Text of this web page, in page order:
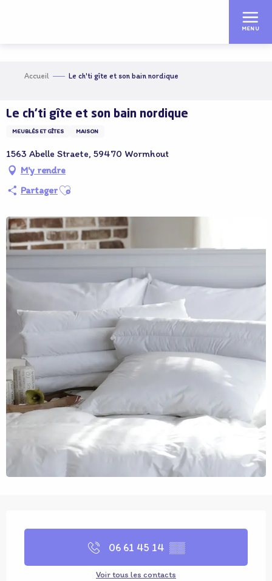
MENU
Accueil Le ch'ti gîte et son bain nordique
Le ch'ti gîte et son bain nordique
MEUBLÉS ET GÎTES MAISON
1563 Abelle Straete, 59470 Wormhout
M'y rendre
PartagerAjouter aux favoris
06 61 45 14 ▒▒
Voir tous les contacts